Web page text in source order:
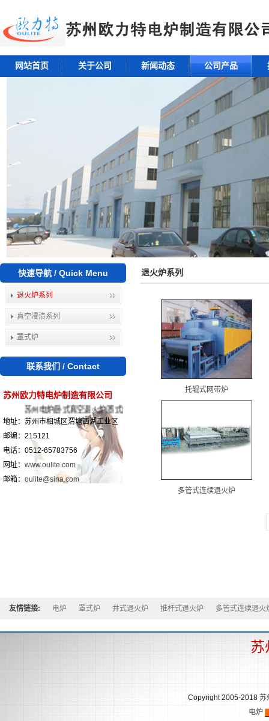
网站首页 关于公司 新闻动态 公司产品
快速导航 / Quick Menu
退火炉系列
真空浸渍系列
罩式炉
联系我们 / Contact
苏州欧力特电炉制造有限公司
苏州电炉|卧式真空退火炉|罩式炉|井式炉|真空浸漆罐|苏州欧力特电炉制造有
地址：苏州市相城区渭塘西湖工业区
邮编：215121
电话：0512-65783756
网址： www.oulite.com
邮箱： oulite@sina.com
退火炉系列
托辊式网带炉
多管式连续退火炉
友情链接: 电炉 罩式炉 井式退火炉 推杆式退火炉 多管式连续退火
苏
Copyright 2005-2018 苏
电炉